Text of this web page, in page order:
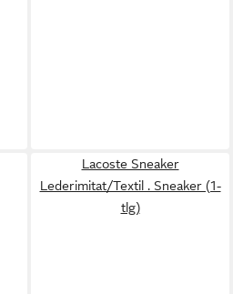
Lacoste Sneaker
Lederimitat/Textil . Sneaker (1-
tlg)